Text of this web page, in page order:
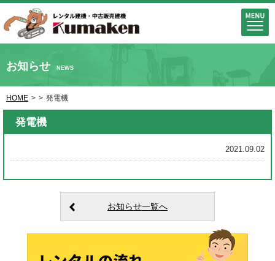
お知らせ NEWS
HOME > > 発電機
発電機
2021.09.02
お知らせ一覧へ